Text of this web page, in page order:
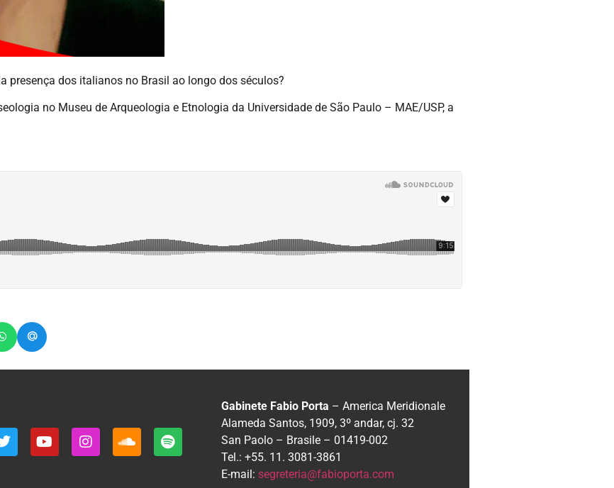
presença dos italianos no Brasil ao longo dos séculos?
no Museu de Arqueologia e Etnologia da Universidade de São Paulo – MAE/USP, a
Gabinete Fabio Porta – America Meridionale
Alameda Santos, 1909, 3º andar, cj. 32
San Paolo – Brasile – 01419-002
Tel.: +55. 11. 3081-3861
E-mail: segreteria@fabioporta.com